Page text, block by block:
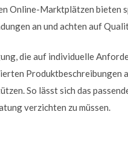
Online-Marktplätzen bieten
an und achten auf
die auf individuelle
Produktbeschreibungen
So lässt sich das
verzichten zu müssen.